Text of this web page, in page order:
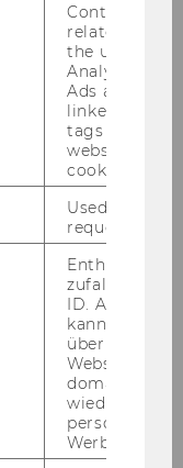
Contains
related
the user. If
Analytics and
Ads accounts
linked, the
tags on the
website read
cookie.
Used to
request rate.
Enthält eine
ID. Anhand
kann Google
über
Websites
Werbung